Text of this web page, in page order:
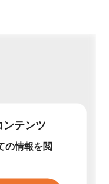
テンツ
の情報を閲